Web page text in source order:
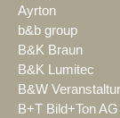
Ayrton
b&b group
B&K Braun
B&K Lumitec
B&W
B+T Bild+Ton AG